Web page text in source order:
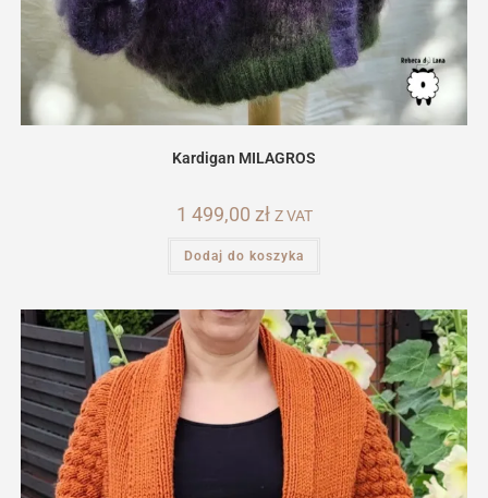
Kardigan MILAGROS
1 499,00 zł Z VAT
Dodaj do koszyka